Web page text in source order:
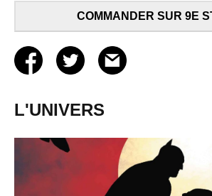
COMMANDER SUR 9E
L'UNIVERS